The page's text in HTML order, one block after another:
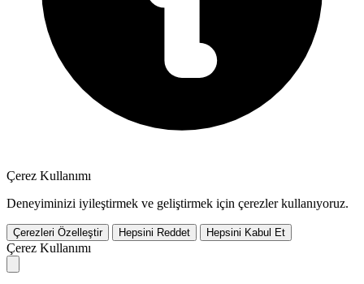
Çerez Kullanımı
Deneyiminizi iyileştirmek ve geliştirmek için çerezler kullanıyoruz.
Çerezleri Özelleştir Hepsini Reddet Hepsini Kabul Et
Çerez Kullanımı